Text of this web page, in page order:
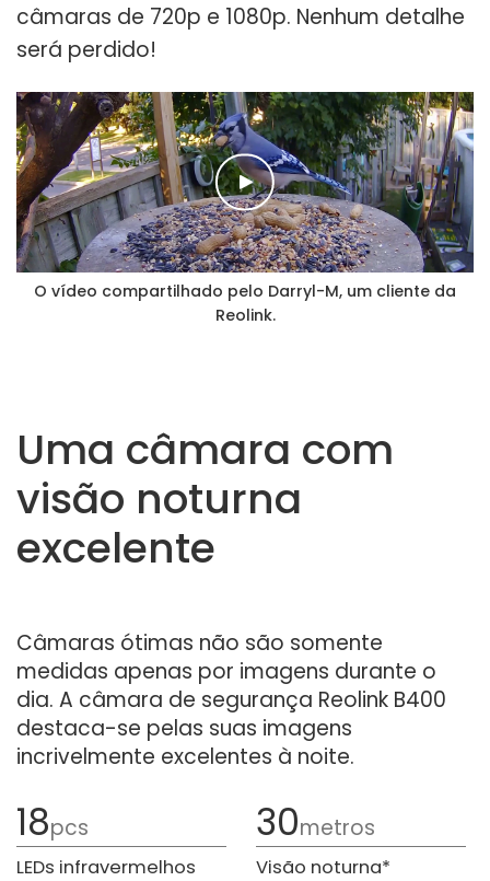
câmaras de 720p e 1080p. Nenhum detalhe
será perdido!
O vídeo compartilhado pelo Darryl-M, um cliente da
Reolink.
Uma câmara com
visão noturna
excelente
Câmaras ótimas não são somente
medidas apenas por imagens durante o
dia. A câmara de segurança Reolink B400
destaca-se pelas suas imagens
incrivelmente excelentes à noite.
18pcs
LEDs infravermelhos
30metros
Visão noturna*